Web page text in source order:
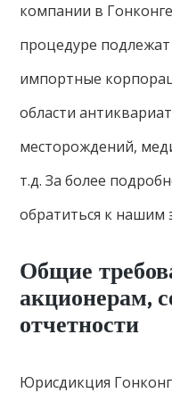
компании в
процедуре
импортные
области
месторождений,
т.д. За более
обратиться к нашим
Общие
акционерам,
отчетности
Юрисдикция